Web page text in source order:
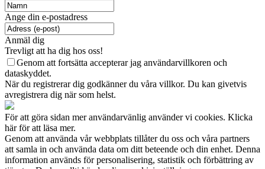
Ange din e-postadress
Anmäl dig
Trevligt att ha dig hos oss!
Genom att fortsätta accepterar jag användarvillkoren och
dataskyddet.
När du registrerar dig godkänner du våra villkor. Du kan givetvis
avregistrera dig när som helst.
För att göra sidan mer användarvänlig använder vi cookies. Klicka
här för att läsa mer.
Genom att använda vår webbplats tillåter du oss och våra partners
att samla in och använda data om ditt beteende och din enhet. Denna
information används för personalisering, statistik och förbättring av